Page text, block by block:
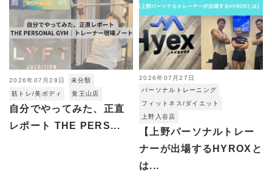
2026年07月28日
未分類
筋トレ/美ボディ
覚王山店
自分でやってみた、正直
レポート THE PERS...
2026年07月27日
パーソナルトレーニング
フィットネス/ダイエット
上野入谷店
【上野パーソナルトレー
ナーが出場するHYROXと
は...